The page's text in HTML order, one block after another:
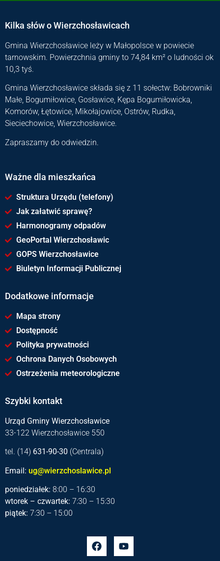
Kilka słów o Wierzchosławicach
Gmina Wierzchosławice leży w Małopolsce w powiecie
tarnowskim. Powierzchnia gminy to 74,84 km² o ludności ok
10,3 tyś.
Gmina Wierzchosławice składa się z 11 sołectw: Bobrowniki
Małe, Bogumiłowice, Gosławice, Kępa Bogumiłowicka,
Komorów, Łętowice, Mikołajowice, Ostrów, Rudka,
Sieciechowice, Wierzchosławice.
Zapraszamy do odwiedzin.
Ważne dla mieszkańca
Struktura Urzędu (telefony)
Jak załatwić sprawę?
Harmonogramy odpadów
GeoPortal Wierzchosławic
GOPS Wierzchosławice
Biuletyn Informacji Publicznej
Dodatkowe informacje
Mapa strony
Dostępność
Polityka prywatności
Ochrona Danych Osobowych
Ostrzeżenia meteorologiczne
Szybki kontakt
Urząd Gminy Wierzchosławice
33-122 Wierzchosławice 550
tel. (14) 631-90-30 (Centrala)
Email: ug@wierzchoslawice.pl
poniedziałek: 8:00 – 16:30
wtorek – czwartek: 7:30 – 15:30
piątek: 7:30 – 15:00